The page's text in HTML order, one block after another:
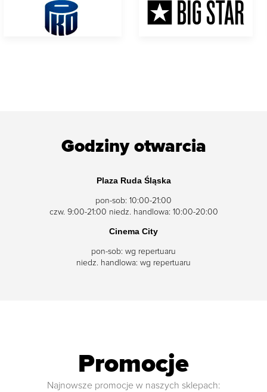
Godziny otwarcia
Plaza Ruda Śląska
pon-sob: 10:00-21:00
czw. 9:00-21:00 niedz. handlowa: 10:00-20:00
Cinema City
pon-sob: wg repertuaru
niedz. handlowa: wg repertuaru
Promocje
Najnowsze promocje w naszych sklepach: